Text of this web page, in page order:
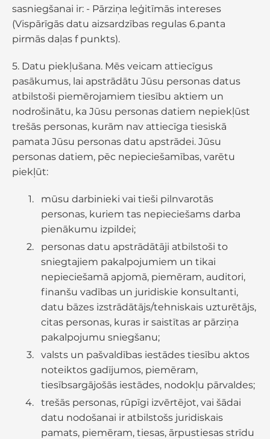
sasniegšanai ir: - Pārziņa leģitīmās intereses
(Vispārīgās datu aizsardzības regulas 6.panta
pirmās daļas f punkts).
5. Datu piekļušana. Mēs veicam attiecīgus
pasākumus, lai apstrādātu Jūsu personas datus
atbilstoši piemērojamiem tiesību aktiem un
nodrošinātu, ka Jūsu personas datiem nepiekļūst
trešās personas, kurām nav attiecīga tiesiskā
pamata Jūsu personas datu apstrādei. Jūsu
personas datiem, pēc nepieciešamības, varētu
piekļūt:
mūsu darbinieki vai tieši pilnvarotās
personas, kuriem tas nepieciešams darba
pienākumu izpildei;
personas datu apstrādātāji atbilstoši to
sniegtajiem pakalpojumiem un tikai
nepieciešamā apjomā, piemēram, auditori,
finanšu vadības un juridiskie konsultanti,
datu bāzes izstrādātājs/tehniskais uzturētājs,
citas personas, kuras ir saistītas ar pārziņa
pakalpojumu sniegšanu;
valsts un pašvaldības iestādes tiesību aktos
noteiktos gadījumos, piemēram,
tiesībsargājošās iestādes, nodokļu pārvaldes;
trešās personas, rūpīgi izvērtējot, vai šādai
datu nodošanai ir atbilstošs juridiskais
pamats, piemēram, tiesas, ārpustiesas strīdu